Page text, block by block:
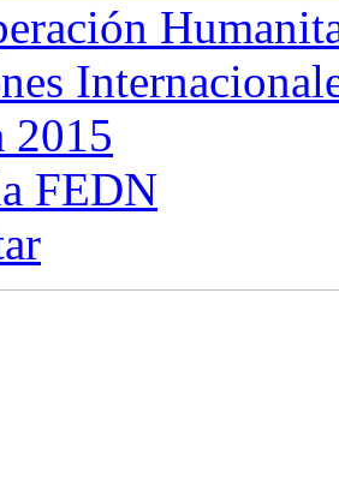
2015
FEDN